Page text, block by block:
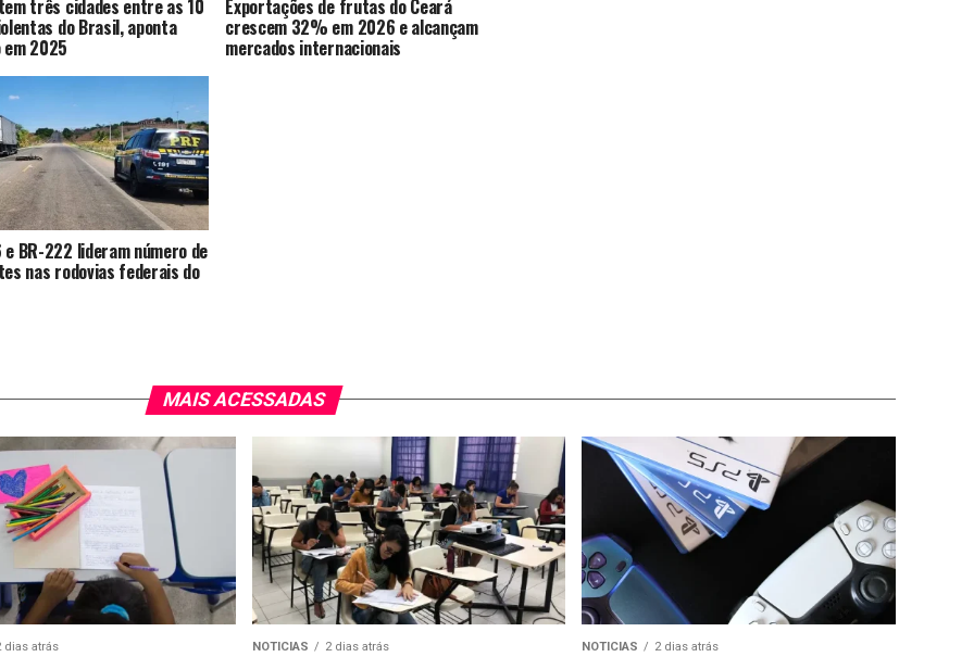
três cidades entre as 10
do Brasil, aponta
2025
Exportações de frutas do Ceará
crescem 32% em 2026 e alcançam
mercados internacionais
e BR-222 lideram número de
nas rodovias federais do
MAIS ACESSADAS
dias atrás NOTICIAS 2 dias atrás NOTICIAS 2 dias atrás